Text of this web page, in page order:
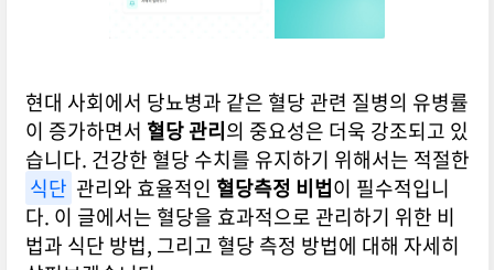
현대 사회에서 당뇨병과 같은 혈당 관련 질병의 유병률
이 증가하면서 혈당 관리의 중요성은 더욱 강조되고 있
습니다. 건강한 혈당 수치를 유지하기 위해서는 적절한
식단 관리와 효율적인 혈당측정 비법이 필수적입니
다. 이 글에서는 혈당을 효과적으로 관리하기 위한 비
법과 식단 방법, 그리고 혈당 측정 방법에 대해 자세히